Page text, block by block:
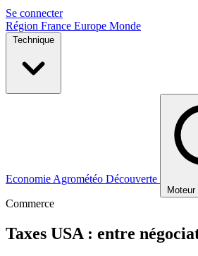
Se connecter
Région France Europe Monde
Technique
Economie Agrométéo Découverte
Commerce
Taxes USA : entre